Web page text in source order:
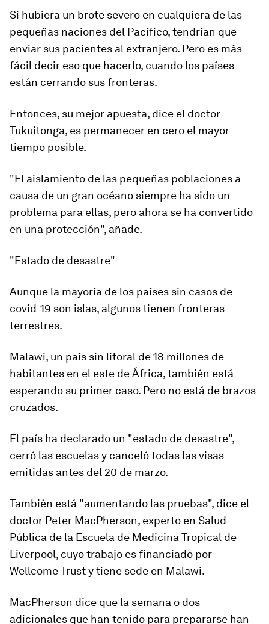
Si hubiera un brote severo en cualquiera de las
pequeñas naciones del Pacífico, tendrían que
enviar sus pacientes al extranjero. Pero es más
fácil decir eso que hacerlo, cuando los países
están cerrando sus fronteras.
Entonces, su mejor apuesta, dice el doctor
Tukuitonga, es permanecer en cero el mayor
tiempo posible.
"El aislamiento de las pequeñas poblaciones a
causa de un gran océano siempre ha sido un
problema para ellas, pero ahora se ha convertido
en una protección", añade.
"Estado de desastre"
Aunque la mayoría de los países sin casos de
covid-19 son islas, algunos tienen fronteras
terrestres.
Malawi, un país sin litoral de 18 millones de
habitantes en el este de África, también está
esperando su primer caso. Pero no está de brazos
cruzados.
El país ha declarado un "estado de desastre",
cerró las escuelas y canceló todas las visas
emitidas antes del 20 de marzo.
También está "aumentando las pruebas", dice el
doctor Peter MacPherson, experto en Salud
Pública de la Escuela de Medicina Tropical de
Liverpool, cuyo trabajo es financiado por
Wellcome Trust y tiene sede en Malawi.
MacPherson dice que la semana o dos
adicionales que han tenido para prepararse han